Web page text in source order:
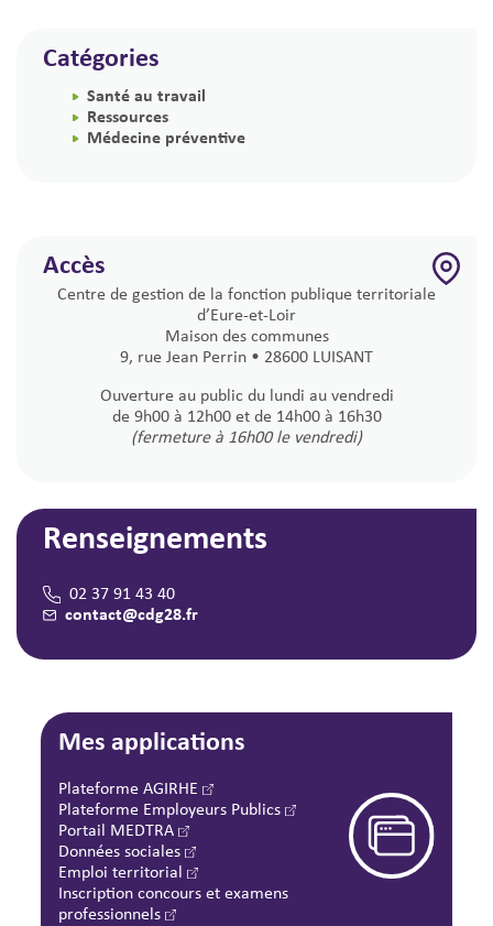
Catégories
Santé au travail
Ressources
Médecine préventive
Accès
Centre de gestion de la fonction publique territoriale
d’Eure-et-Loir
Maison des communes
9, rue Jean Perrin • 28600 LUISANT
Ouverture au public du lundi au vendredi
de 9h00 à 12h00 et de 14h00 à 16h30
(fermeture à 16h00 le vendredi)
Renseignements
02 37 91 43 40
contact@cdg28.fr
Mes applications
Plateforme AGIRHE
Plateforme Employeurs Publics
Portail MEDTRA
Données sociales
Emploi territorial
Inscription concours et examens
professionnels